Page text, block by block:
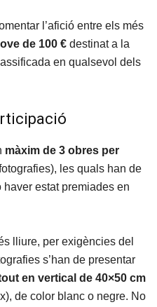
l’afició entre els més
de 100 € destinat a la
en qualsevol dels
màxim de 3 obres per
les quals han de
estat premiades en
lliure, per exigències del
s’han de presentar
en vertical de 40×50 cm
de color blanc o negre. No